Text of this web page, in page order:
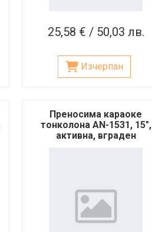
25,58 € / 50,03 лв.
Изчерпан
Преносима караоке
тонколона AN-1531, 15",
активна, вграден